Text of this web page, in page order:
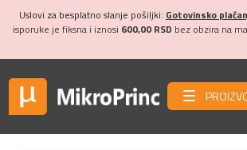
Uslovi za besplatno slanje pošiljki: Gotovinsko
isporuke je fiksna i iznosi 600,00 RSD bez obzira na